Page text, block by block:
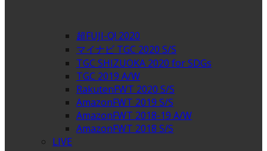
超FUJI-Q! 2020
マイナビ TGC 2020 S/S
TGC SHIZUOKA 2020 for SDGs
TGC 2019 A/W
RakutenFWT 2020 S/S
AmazonFWT 2019 S/S
AmazonFWT 2018-19 A/W
AmazonFWT 2018 S/S
LIVE